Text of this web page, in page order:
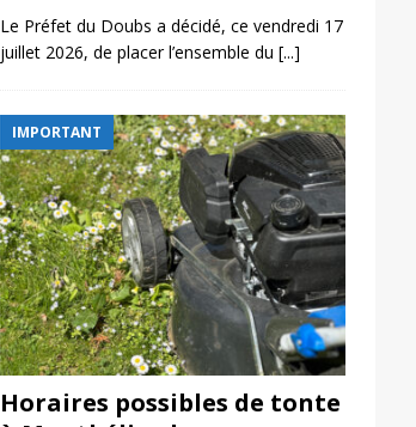
Le Préfet du Doubs a décidé, ce vendredi 17
juillet 2026, de placer l’ensemble du [...]
IMPORTANT
Horaires possibles de tonte